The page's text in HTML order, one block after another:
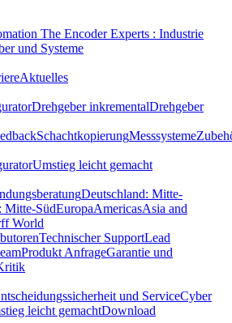
The Encoder Experts : Industrie
und Systeme
Aktuelles
Drehgeber inkrementalDrehgeber
SchachtkopierungMesssysteme
Umstieg leicht gemacht
Deutschland: Mitte-
Mitte-SüdEuropaAmericasAsia and
World
Technischer SupportLead
Produkt AnfrageGarantie und
und ServiceCyber
leicht gemachtDownload